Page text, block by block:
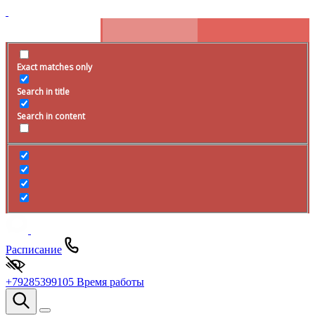
Exact matches only
Search in title
Search in content
Расписание
+79285399105 Время работы